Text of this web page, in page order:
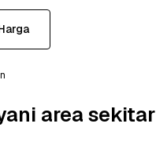
area sekitar